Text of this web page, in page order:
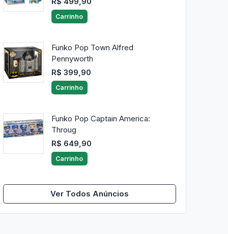
Carrinho
Funko Pop Town Alfred
Pennyworth
R$ 399,90
Carrinho
Funko Pop Captain America:
Throug
R$ 649,90
Carrinho
Ver Todos Anúncios